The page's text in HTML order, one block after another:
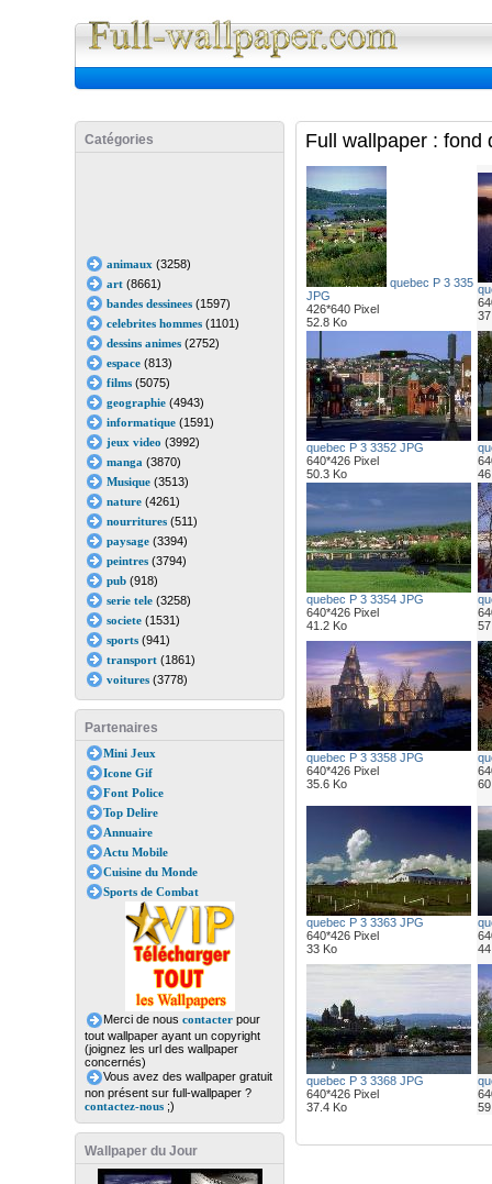
Catégories
animaux (3258)
art(8661)
bandes dessinees(1597)
celebrites hommes(1101)
dessins animes(2752)
espace(813)
films(5075)
geographie(4943)
informatique(1591)
jeux video (3992)
manga (3870)
Musique(3513)
nature(4261)
nourritures(511)
paysage(3394)
peintres(3794)
pub(918)
serie tele(3258)
societe(1531)
sports(941)
transport(1861)
voitures(3778)
Partenaires
Mini Jeux
Icone Gif
Font Police
Top Delire
Annuaire
Actu Mobile
Cuisine du Monde
Sports de Combat
Merci de nous contacterpour
tout wallpaper ayant un copyright
(joignez les url des wallpaper
concernés)
Vous avez des wallpaper gratuit
non présent sur full-wallpaper ?
contactez-nous;)
Wallpaper du Jour
Full wallpaper : fond
quebec P 3 335
JPG
426*640 Pixel
52.8 Ko
quebec P 3 3352 JPG
640*426 Pixel
50.3 Ko
quebec P 3 3354 JPG
640*426 Pixel
41.2 Ko
quebec P 3 3358 JPG
640*426 Pixel
35.6 Ko
quebec P 3 3363 JPG
640*426 Pixel
33 Ko
quebec P 3 3368 JPG
640*426 Pixel
37.4 Ko